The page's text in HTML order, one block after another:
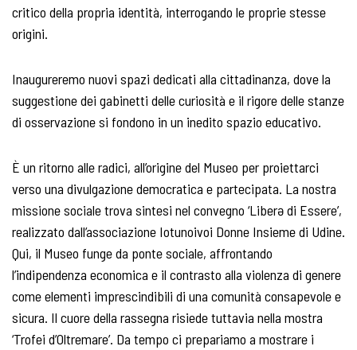
critico della propria identità, interrogando le proprie stesse
origini.
Inaugureremo nuovi spazi dedicati alla cittadinanza, dove la
suggestione dei gabinetti delle curiosità e il rigore delle stanze
di osservazione si fondono in un inedito spazio educativo.
È un ritorno alle radici, all’origine del Museo per proiettarci
verso una divulgazione democratica e partecipata. La nostra
missione sociale trova sintesi nel convegno ‘Liberə di Essere’,
realizzato dall’associazione Iotunoivoi Donne Insieme di Udine.
Qui, il Museo funge da ponte sociale, affrontando
l’indipendenza economica e il contrasto alla violenza di genere
come elementi imprescindibili di una comunità consapevole e
sicura. Il cuore della rassegna risiede tuttavia nella mostra
‘Trofei d’Oltremare’. Da tempo ci prepariamo a mostrare i